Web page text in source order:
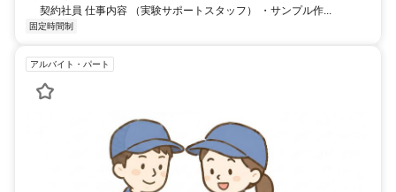
契約社員 仕事内容 （実験サポートスタッフ） ・サンプル作...
固定時間制
アルバイト・パート